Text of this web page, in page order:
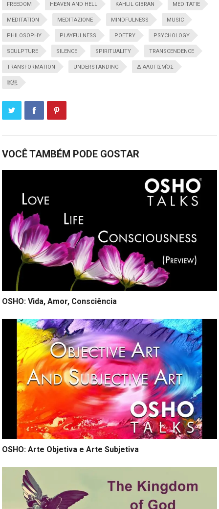
FREEDOM HEAVEN AND HELL KAHLIL GIBRAN MEDITATIE
MEDITATION MEDITAZIONE MINDFULNESS MUSIC
PHILOSOPHY PLAYFULNESS POETRY PSYCHOLOGY
SCULPTURE SILENCE SPIRITUALITY TRANSCENDENCE
TRANSFORMATION UNDERSTANDING ΔΙΑΛΟΓΙΣΜΌΣ
瞑想
VOCÊ TAMBÉM PODE GOSTAR
OSHO: Vida, Amor, Consciência
OSHO: Arte Objetiva e Arte Subjetiva